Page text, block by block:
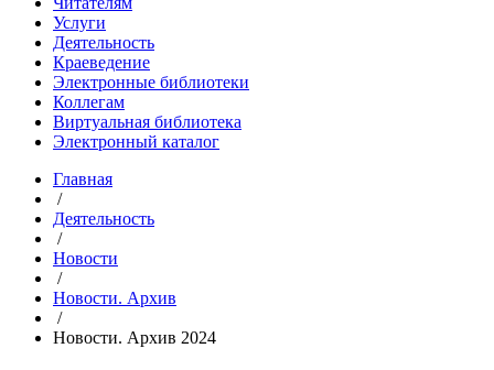
Услуги
Деятельность
Краеведение
Электронные библиотеки
Коллегам
Виртуальная библиотека
Электронный каталог
Главная
/
Деятельность
/
Новости
/
Новости. Архив
/
Новости. Архив 2024